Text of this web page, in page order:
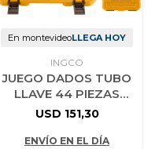
En montevideoLLEGA HOY
INGCO
JUEGO DADOS TUBO
LLAVE 44 PIEZAS
CRIQUE 1/2 Y 1/4
HKTS42441
USD 151,30
ENVÍO EN EL DÍA